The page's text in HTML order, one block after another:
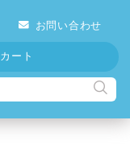
お問い合わせ
カート